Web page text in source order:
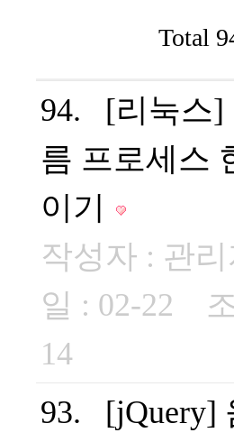
Total
94. [리눅스]
름 프로세스
이기
작성자 : 관
일 : 02-22
14
93. [jQuery]